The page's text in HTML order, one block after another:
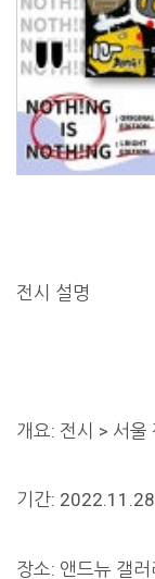
전시 설명
개요: 전시 > 서울
기간:
장소: 앤드뉴 갤러